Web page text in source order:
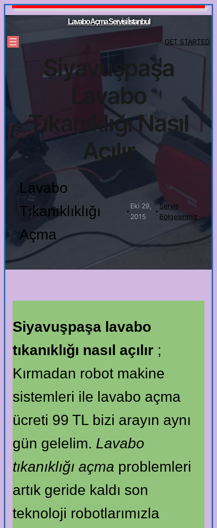
İçeriğe
Lavabo Açma Servisi İstanbul
GET STARTED
Siyavuşpaşa
Lavabo
Tıkanıklığı Nasıl
Açılır
Lavabo
Tıkanıklıklığı
Açma
· Eki 29,
2015
·Servis
Bölgelerimiz
Siyavuşpaşa lavabo
tıkanıklığı nasıl açılır ;
Kırmadan robot makine
sistemleri ile lavabo açma
ücreti 99 TL bizi arayın aynı
gün gelelim. Lavabo
tıkanıklığı açma problemleri
artık geride kaldı son
teknoloji robotlarımızla